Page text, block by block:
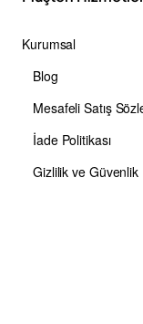
Kurumsal
Blog
İade Politikası